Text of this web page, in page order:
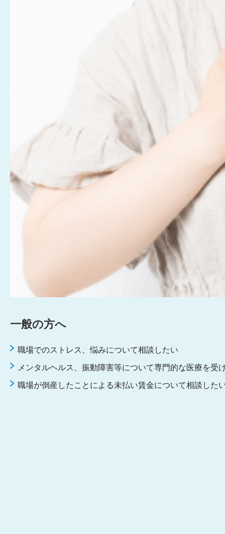
⼀般の⽅へ
職場でのストレス、悩みについて相談したい
メンタルヘルス、振動障害等について専門的な医療を受
職場が倒産したことによる未払い賃金について相談した